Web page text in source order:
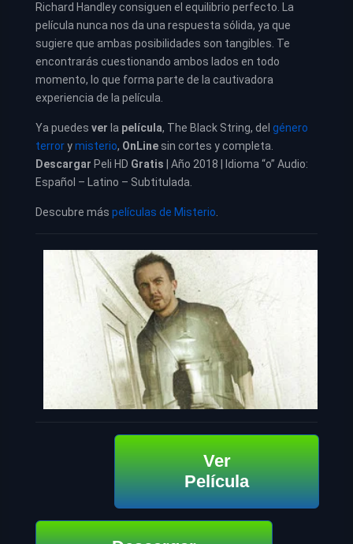
Richard Handley consiguen el equilibrio perfecto. La
película nunca nos da una respuesta sólida, ya que
sugiere que ambas posibilidades son tangibles. Te
encontrarás cuestionando ambos lados en todo
momento, lo que forma parte de la cautivadora
experiencia de la película.
Ya puedes ver la película, The Black String, del género
terrorymisterio, OnLine sin cortes y completa.
Descargar Peli HD Gratis | Año 2018 | Idioma “o” Audio:
Español – Latino – Subtitulada.
Descubre más películas de Misterio
Ver
Película